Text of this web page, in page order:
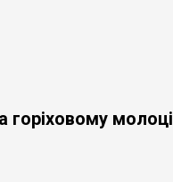
горіховому молоці